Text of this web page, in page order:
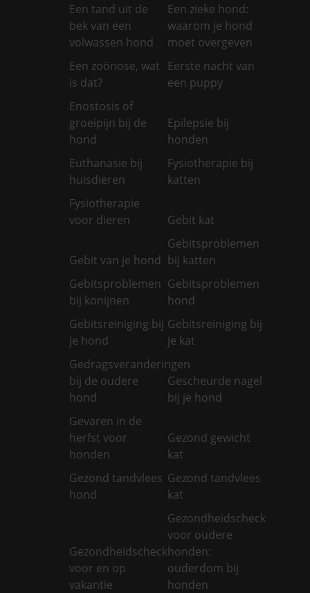
Een tand uit de
bek van een
volwassen hond
Een zieke hond:
waarom je hond
moet overgeven
Een zoönose, wat
is dat?
Eerste nacht van
een puppy
Enostosis of
groeipijn bij de
hond
Epilepsie bij
honden
Euthanasie bij
huisdieren
Fysiotherapie bij
katten
Fysiotherapie
voor dieren
Gebit kat
Gebit van je hond
Gebitsproblemen
bij katten
Gebitsproblemen
bij konijnen
Gebitsproblemen
hond
Gebitsreiniging bij
je hond
Gebitsreiniging bij
je kat
Gedragsveranderingen
bij de oudere
hond
Gescheurde nagel
bij je hond
Gevaren in de
herfst voor
honden
Gezond gewicht
kat
Gezond tandvlees
hond
Gezond tandvlees
kat
Gezondheidscheck
voor en op
vakantie
Gezondheidscheck
voor oudere
honden:
ouderdom bij
honden